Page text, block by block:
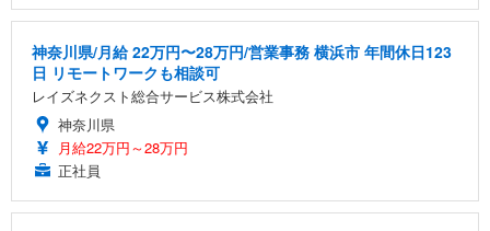
神奈川県/月給 22万円〜28万円/営業事務 横浜市 年間休日123
日 リモートワークも相談可
レイズネクスト総合サービス株式会社
神奈川県
月給22万円～28万円
正社員